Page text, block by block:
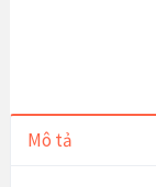
Mô tả